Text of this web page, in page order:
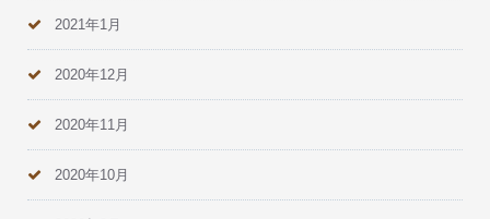
2021年1月
2020年12月
2020年11月
2020年10月